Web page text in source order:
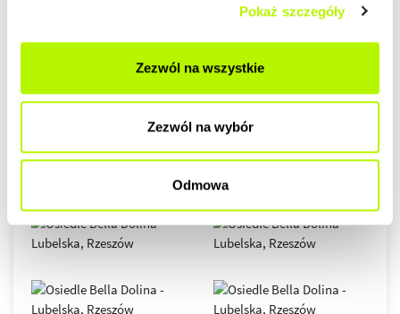
Pokaż szczegóły
Zezwól na wszystkie
Zezwól na wybór
Odmowa